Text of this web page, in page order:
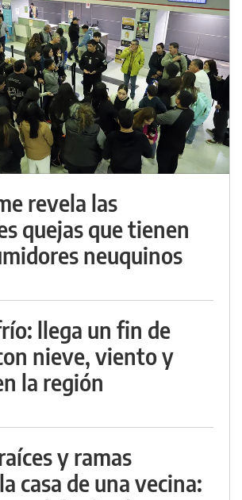
revela las
quejas que tienen
neuquinos
llega un fin de
nieve, viento y
la región
y ramas
casa de una vecina: